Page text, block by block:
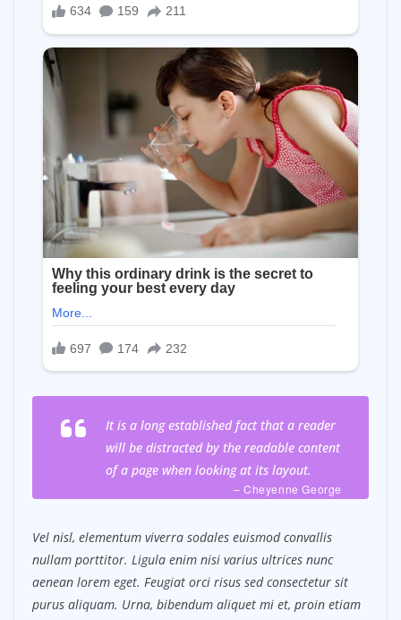
It is a long established fact that a reader
will be distracted by the readable content
of a page when looking at its layout.
– Cheyenne George
Vel nisl, elementum viverra sodales euismod convallis
nullam porttitor. Ligula enim nisi varius ultrices nunc
aenean lorem eget. Feugiat orci risus sed consectetur sit
purus aliquam. Urna, bibendum aliquet mi et, proin etiam